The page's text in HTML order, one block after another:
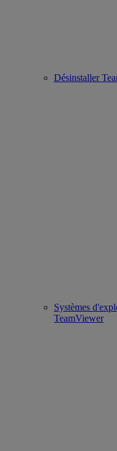
Désinstaller
Systèmes
TeamViewer